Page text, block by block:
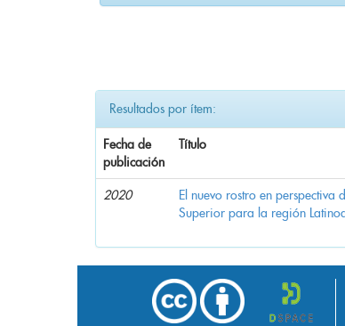
Resultados por ítem:
Fecha de
publicación
Título
2020
El nuevo rostro en
Superior para la región